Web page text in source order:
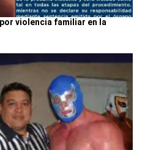
violencia familiar en la